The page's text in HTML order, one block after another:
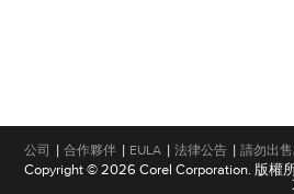
公司 | 合作夥伴 | EULA | 法律公告 | 請勿出
Copyright © 2026 Corel Corporation. 版權